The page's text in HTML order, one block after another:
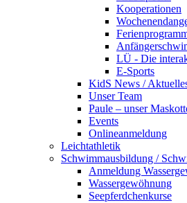
Kooperationen
LÜ - Die
E-Sports
KidS News /
Unser Team
Paule – unser
Events
Onlineanmeldung
Leichtathletik
Schwimmausbildung /
Anmeldung
Wassergewöhnung
Seepferdchenkurse